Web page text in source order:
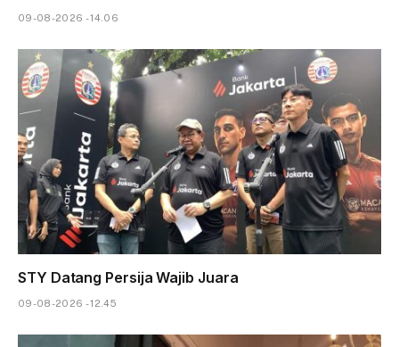
09-08-2026 - 14.06
STY Datang Persija Wajib Juara
09-08-2026 - 12.45